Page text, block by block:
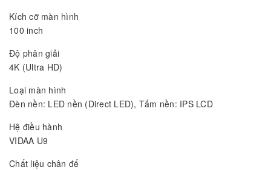
Kích cỡ màn hình
100 inch
Độ phân giải
4K (Ultra HD)
Loại màn hình
Đèn nền: LED nền (Direct LED), Tấm nền: IPS LCD
Hệ điều hành
VIDAA U9
Chất liệu chân đế